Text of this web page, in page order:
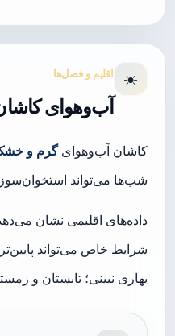
☀️ اقلیم و فصل‌ها
آب‌وهوای
کاشان آب‌وهوایگرم و
شب‌ها می‌تواند
داده‌های اقلیمی نشان
شرایط خاص می‌تواند
بهاری نبینی؛ تابستان و